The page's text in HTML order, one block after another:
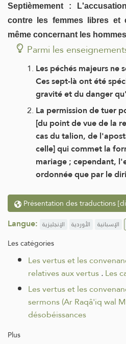
Septièmement :
contre les femmes libres
même concernant les
Parmi les
Les péchés majeurs ne
Ces sept-là ont été
gravité et du danger
La permission de tuer
[du point de vue de la
cas du talion, de
celle] qui commet la
mariage ; cependant,
ordonnée que par le
Présentation des traductions
Langue: الإنجليزية الأوردية الإسبانية
Les catégories
Les vertus et les
relatives aux vertus.Les
Les vertus et les
sermons (Ar Raqâ'iq wal
désobéissances
Plus